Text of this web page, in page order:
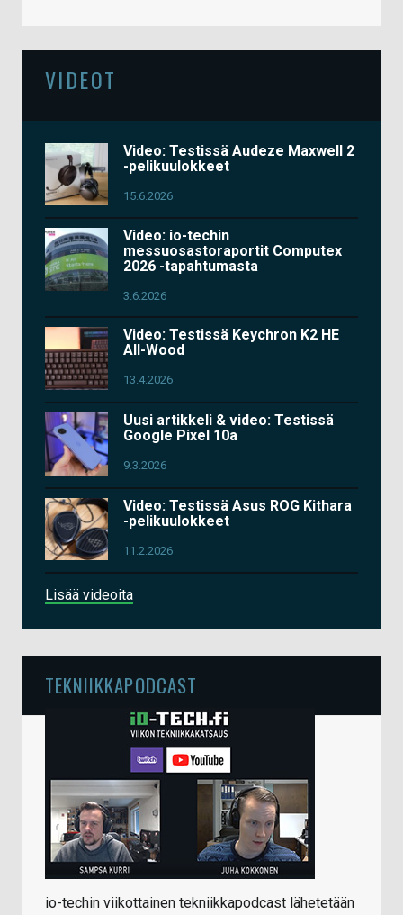
VIDEOT
Video: Testissä Audeze Maxwell 2
-pelikuulokkeet
15.6.2026
Video: io-techin
messuosastoraportit Computex
2026 -tapahtumasta
3.6.2026
Video: Testissä Keychron K2 HE
All-Wood
13.4.2026
Uusi artikkeli & video: Testissä
Google Pixel 10a
9.3.2026
Video: Testissä Asus ROG Kithara
-pelikuulokkeet
11.2.2026
Lisää videoita
TEKNIIKKAPODCAST
io-techin viikottainen tekniikkapodcast lähetetään